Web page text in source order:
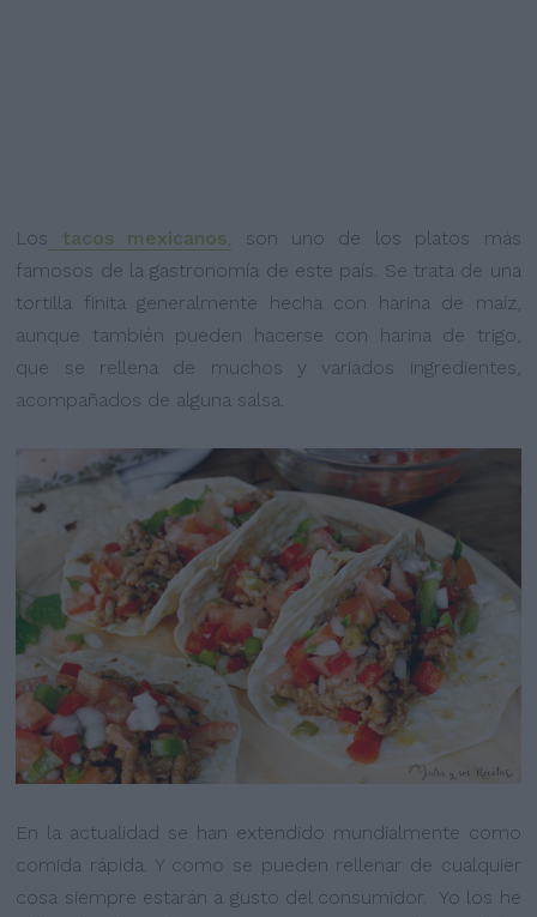
Los tacos mexicanos, son uno de los platos más
famosos de la gastronomía de este país. Se trata de una
tortilla finita generalmente hecha con harina de maíz,
aunque también pueden hacerse con harina de trigo,
que se rellena de muchos y variados ingredientes,
acompañados de alguna salsa.
En la actualidad se han extendido mundialmente como
comida rápida. Y como se pueden rellenar de cualquier
cosa siempre estarán a gusto del consumidor. Yo los he